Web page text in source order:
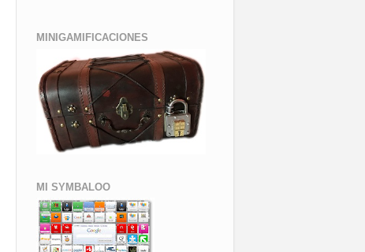
MINIGAMIFICACIONES
MI SYMBALOO